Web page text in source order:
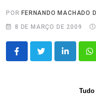
POR FERNANDO MACHADO
8 DE MARÇO DE 2009
LinkedIn